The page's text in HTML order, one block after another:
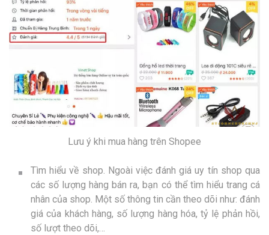
Lưu ý khi mua hàng trên Shopee
Tìm hiểu về shop. Ngoài việc đánh giá uy tín shop qua
các số lượng hàng bán ra, bạn có thể tìm hiểu trang cá
nhân của shop. Một số thông tin cần theo dõi như: đánh
giá của khách hàng, số lượng hàng hóa, tỷ lệ phản hồi,
số lượt theo dõi,…